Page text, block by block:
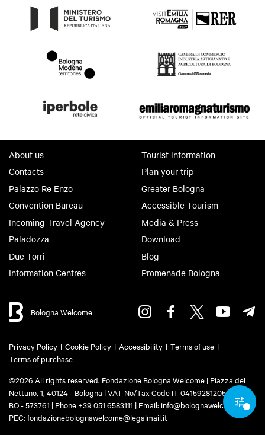
About us
Contacts
Palazzo Re Enzo
Convention Bureau
Incoming Travel Agency
Paladozza
Due Torri
Information Centres
Tourist information
Plan your trip
Greater Bologna
Accessible Tourism
Media & Press
Download
Blog
Promenade Bologna
Bologna Welcome
Privacy Policy Cookie Policy Accessibility
Terms of use
Terms of purchase
©2026 All rights reserved. Fondazione Bologna Welcome | Piazza del
Nettuno, 1, 40124 - Bologna | VAT No/Tax Code IT 04159281205 | REA:
BO - 573761 | Phone +39 051 6583111 | Email: info@bolognawelcome.it|
PEC: fondazionebolognawelcome@legalmail.it